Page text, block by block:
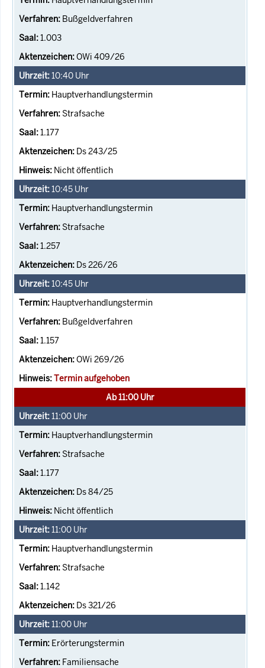
Bußgeldverfahren
1.003
OWi 409/26
10:40 Uhr
Hauptverhandlungstermin
Strafsache
1.177
Ds 243/25
Nicht öffentlich
10:45 Uhr
Hauptverhandlungstermin
Strafsache
1.257
Ds 226/26
10:45 Uhr
Hauptverhandlungstermin
Bußgeldverfahren
1.157
OWi 269/26
Termin aufgehoben
Ab 11:00 Uhr
11:00 Uhr
Hauptverhandlungstermin
Strafsache
1.177
Ds 84/25
Nicht öffentlich
11:00 Uhr
Hauptverhandlungstermin
Strafsache
1.142
Ds 321/26
11:00 Uhr
Erörterungstermin
Familiensache